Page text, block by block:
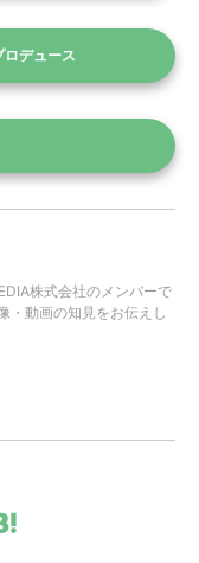
ロデュース
株式会社のメンバーで
・動画の知見をお伝えし